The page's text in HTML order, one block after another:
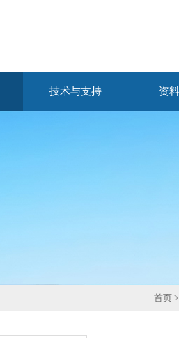
技术与支持 资
首页 >